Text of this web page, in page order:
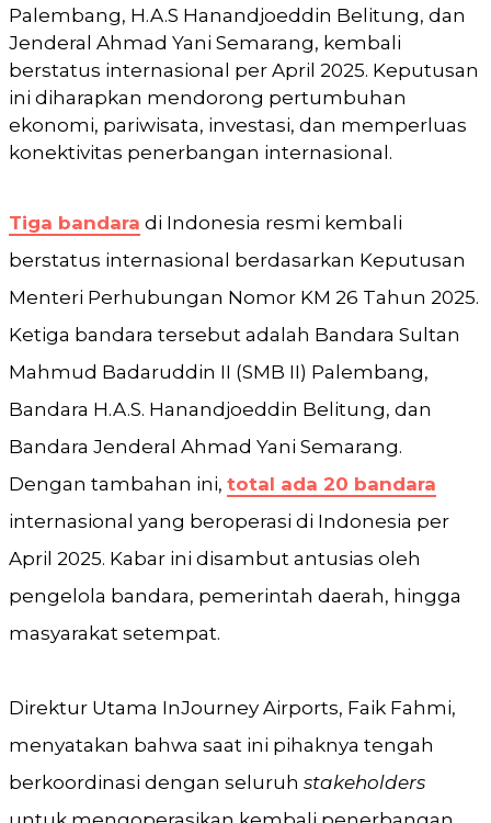
Palembang, H.A.S Hanandjoeddin Belitung, dan
Jenderal Ahmad Yani Semarang, kembali
berstatus internasional per April 2025. Keputusan
ini diharapkan mendorong pertumbuhan
ekonomi, pariwisata, investasi, dan memperluas
konektivitas penerbangan internasional.
Tiga bandara di Indonesia resmi kembali
berstatus internasional berdasarkan Keputusan
Menteri Perhubungan Nomor KM 26 Tahun 2025.
Ketiga bandara tersebut adalah Bandara Sultan
Mahmud Badaruddin II (SMB II) Palembang,
Bandara H.A.S. Hanandjoeddin Belitung, dan
Bandara Jenderal Ahmad Yani Semarang.
Dengan tambahan ini, total ada 20 bandara
internasional yang beroperasi di Indonesia per
April 2025. Kabar ini disambut antusias oleh
pengelola bandara, pemerintah daerah, hingga
masyarakat setempat.
Direktur Utama InJourney Airports, Faik Fahmi,
menyatakan bahwa saat ini pihaknya tengah
berkoordinasi dengan seluruh stakeholders